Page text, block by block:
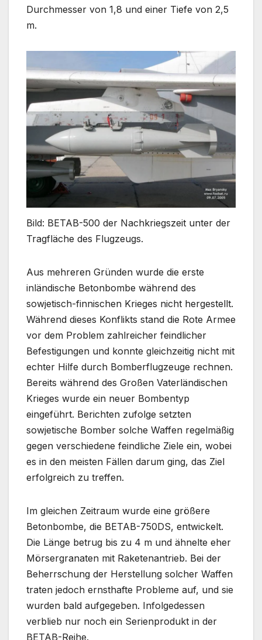
Durchmesser von 1,8 und einer Tiefe von 2,5
m.
Bild: BETAB-500 der Nachkriegszeit unter der
Tragfläche des Flugzeugs.
Aus mehreren Gründen wurde die erste
inländische Betonbombe während des
sowjetisch-finnischen Krieges nicht hergestellt.
Während dieses Konflikts stand die Rote Armee
vor dem Problem zahlreicher feindlicher
Befestigungen und konnte gleichzeitig nicht mit
echter Hilfe durch Bomberflugzeuge rechnen.
Bereits während des Großen Vaterländischen
Krieges wurde ein neuer Bombentyp
eingeführt. Berichten zufolge setzten
sowjetische Bomber solche Waffen regelmäßig
gegen verschiedene feindliche Ziele ein, wobei
es in den meisten Fällen darum ging, das Ziel
erfolgreich zu treffen.
Im gleichen Zeitraum wurde eine größere
Betonbombe, die BETAB-750DS, entwickelt.
Die Länge betrug bis zu 4 m und ähnelte eher
Mörsergranaten mit Raketenantrieb. Bei der
Beherrschung der Herstellung solcher Waffen
traten jedoch ernsthafte Probleme auf, und sie
wurden bald aufgegeben. Infolgedessen
verblieb nur noch ein Serienprodukt in der
BETAB-Reihe.